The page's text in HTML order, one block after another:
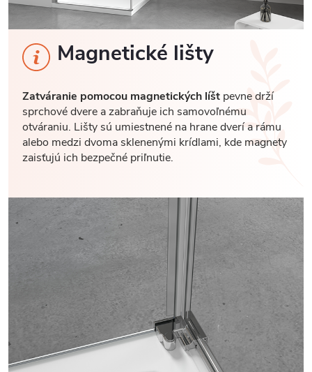
Magnetické lišty
Zatváranie pomocou magnetických líšt pevne drží
sprchové dvere a zabraňuje ich samovoľnému
otváraniu. Lišty sú umiestnené na hrane dverí a rámu
alebo medzi dvoma sklenenými krídlami, kde magnety
zaisťujú ich bezpečné priľnutie.